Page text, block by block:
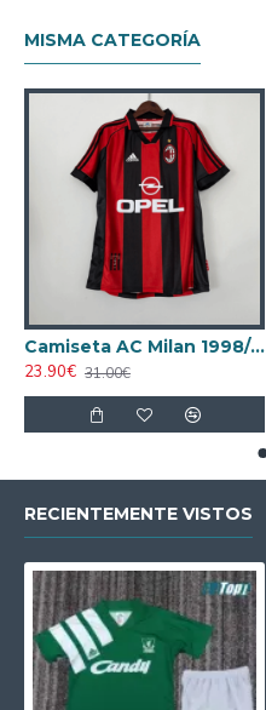
MISMA CATEGORÍA
Camiseta AC Milan 1998/1999 Local Retro
23.90€ 31.00€
RECIENTEMENTE VISTOS